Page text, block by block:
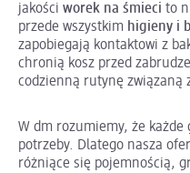
jakości worek na śmieci to
przede wszystkim higieny i
zapobiegają kontaktowi z
chronią kosz przed
codzienną rutynę związaną
W dm rozumiemy, że każde
potrzeby. Dlatego nasza
różniące się pojemnością,